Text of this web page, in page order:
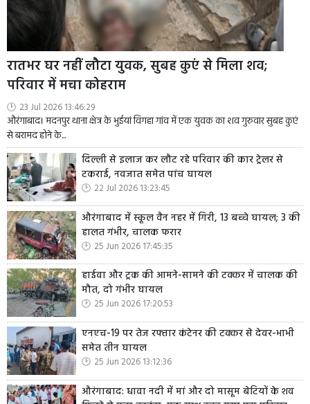
रातभर घर नहीं लौटा युवक, सुबह कुएं से मिला शव;
परिवार में मचा कोहराम
23 Jul 2026 13:46:29
औरंगाबाद। मदनपुर थाना क्षेत्र के भुईयां विगहा गांव में एक युवक का शव गुरुवार सुबह कुएं
से बरामद होने के...
दिल्ली से इलाज कर लौट रहे परिवार की कार ट्रेलर से
टकराई, नवजात समेत पांच घायल
22 Jul 2026 13:23:45
औरंगाबाद में स्कूल वैन नहर में गिरी, 13 बच्चे घायल; 3 की
हालत गंभीर, चालक फरार
25 Jun 2026 17:45:35
हाईवा और ट्रक की आमने-सामने की टक्कर में चालक की
मौत, दो गंभीर घायल
25 Jun 2026 17:20:53
एनएच-19 पर तेज रफ्तार कंटेनर की टक्कर से देवर-भाभी
समेत तीन घायल
25 Jun 2026 13:12:36
औरंगाबाद: धावा नदी में मां और दो मासूम बेटियों के शव